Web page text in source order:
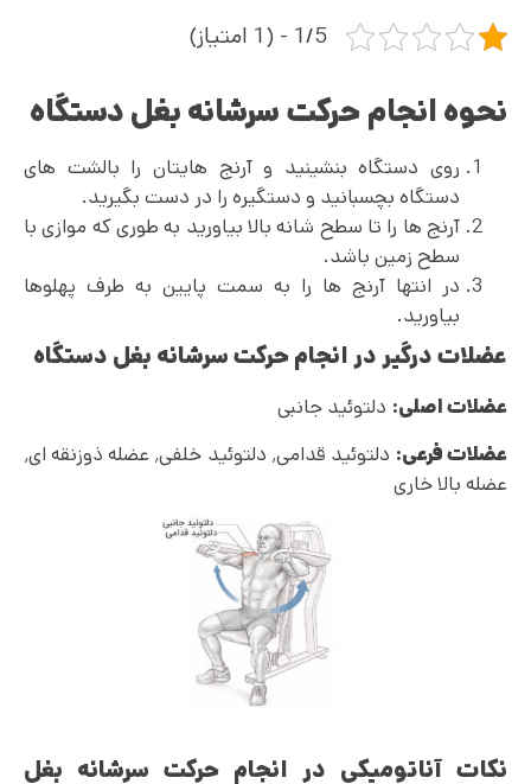
1/5 - (1 امتیاز)
نحوه انجام حرکت سرشانه بغل دستگاه
روی دستگاه بنشینید و آرنج هایتان را بالشت های
دستگاه بچسبانید و دستگیره را در دست بگیرید.
آرنج ها را تا سطح شانه بالا بیاورید به طوری که موازی با
سطح زمین باشد.
در انتها آرنج ها را به سمت پایین به طرف پهلوها
بیاورید.
عضلات درگیر در انجام حرکت سرشانه بغل دستگاه
عضلات اصلی: دلتوئید جانبی
عضلات فرعی:
دلتوئید قدامی٬ دلتوئید خلفی٬ عضله ذوزنقه ای٬
عضله بالا خاری
نکات آناتومیکی در انجام حرکت سرشانه بغل